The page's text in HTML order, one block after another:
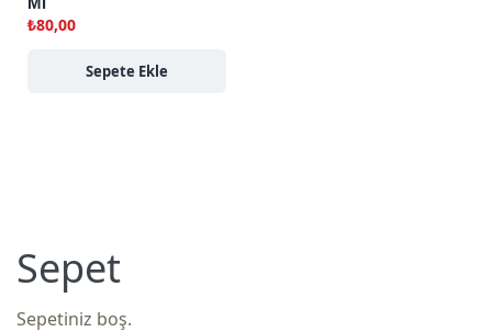
₺80,00
Sepete Ekle
Sepet
Sepetiniz boş.